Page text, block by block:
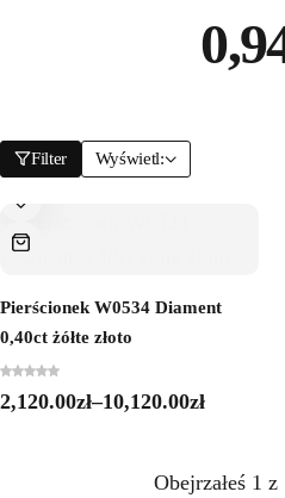
Filter Wyświetl:
Pierścionek W0534 Diament
0,40ct żółte złoto
2,120.00zł–10,120.00zł
Obejrzałeś 1 z